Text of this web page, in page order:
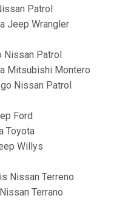
Patrol
Jeep Wrangler
Nissan Patrol
Mitsubishi Montero
Nissan Patrol
Ford
Toyota
Willys
Nissan Terreno
Terrano